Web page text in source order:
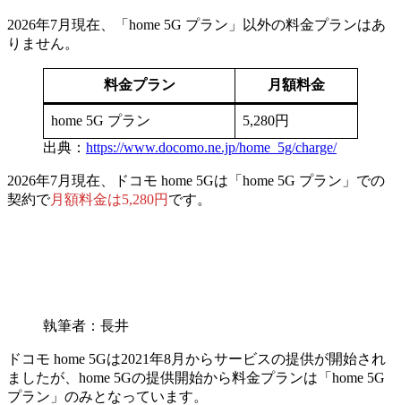
2026年7月現在、「home 5G プラン」以外の料金プランはあ
りません。
料金プラン 月額料金
home 5G プラン
5,280円
出典： https://www.docomo.ne.jp/home_5g/charge/
2026年7月現在、
ドコモ home 5Gは「home 5G プラン」での
契約で月額料金は5,280円 です。
執筆者：長井
ドコモ home 5Gは2021年8月からサービスの提供が開始され
ましたが、home 5Gの提供開始から料金プランは「home 5G
プラン」のみとなっています。